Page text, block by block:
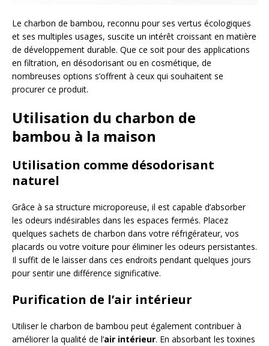
Le charbon de bambou, reconnu pour ses vertus écologiques
et ses multiples usages, suscite un intérêt croissant en matière
de développement durable. Que ce soit pour des applications
en filtration, en désodorisant ou en cosmétique, de
nombreuses options s’offrent à ceux qui souhaitent se
procurer ce produit.
Utilisation du charbon de
bambou à la maison
Utilisation comme désodorisant
naturel
Grâce à sa structure microporeuse, il est capable d’absorber
les odeurs indésirables dans les espaces fermés. Placez
quelques sachets de charbon dans votre réfrigérateur, vos
placards ou votre voiture pour éliminer les odeurs persistantes.
Il suffit de le laisser dans ces endroits pendant quelques jours
pour sentir une différence significative.
Purification de l’air intérieur
Utiliser le charbon de bambou peut également contribuer à
améliorer la qualité de l’air intérieur. En absorbant les toxines